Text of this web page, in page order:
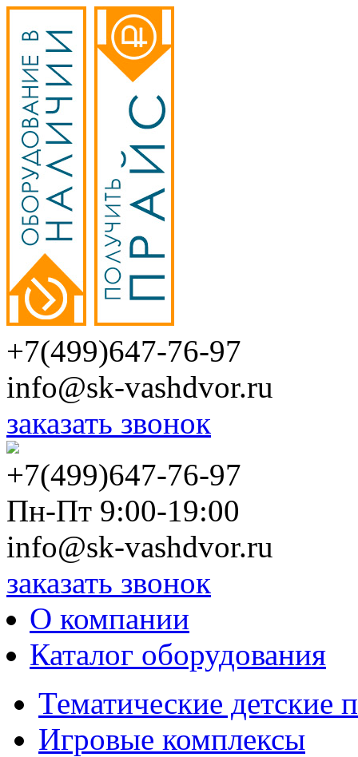
+7(499)647-76-97
info@sk-vashdvor.ru
заказать звонок
+7(499)647-76-97
Пн-Пт 9:00-19:00
info@sk-vashdvor.ru
заказать звонок
О компании
Каталог оборудования
Тематические детские
Игровые комплексы